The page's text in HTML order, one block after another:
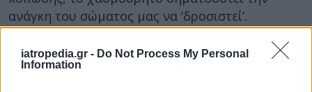
iatropedia.gr - Do Not Process My Personal
Information
ανάγκη του σώματος μας να ‘δροσιστεί’.
Έχεις πονοκέφαλο; Γιατί;